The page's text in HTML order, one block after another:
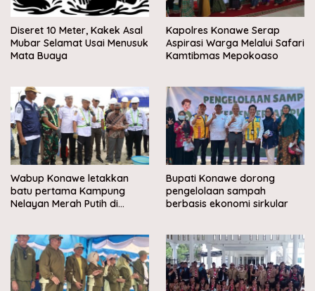
Diseret 10 Meter, Kakek Asal
Mubar Selamat Usai Menusuk
Mata Buaya
Kapolres Konawe Serap
Aspirasi Warga Melalui Safari
Kamtibmas Mepokoaso
Wabup Konawe letakkan
batu pertama Kampung
Nelayan Merah Putih di
Bupati Konawe dorong
pengelolaan sampah
berbasis ekonomi sirkular